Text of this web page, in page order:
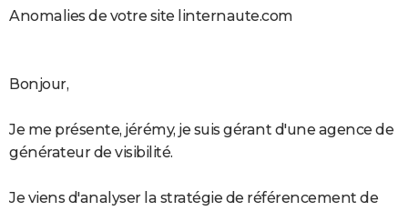
Anomalies de votre site linternaute.com
Bonjour,
Je me présente, jérémy, je suis gérant d'une agence de
générateur de visibilité.
Je viens d'analyser la stratégie de référencement de